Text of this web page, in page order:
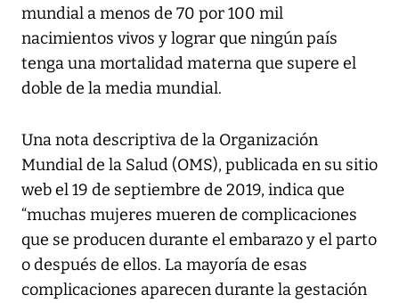
mundial a menos de 70 por 100 mil
nacimientos vivos y lograr que ningún país
tenga una mortalidad materna que supere el
doble de la media mundial.
Una nota descriptiva de la Organización
Mundial de la Salud (OMS), publicada en su sitio
web el 19 de septiembre de 2019, indica que
“muchas mujeres mueren de complicaciones
que se producen durante el embarazo y el parto
o después de ellos. La mayoría de esas
complicaciones aparecen durante la gestación